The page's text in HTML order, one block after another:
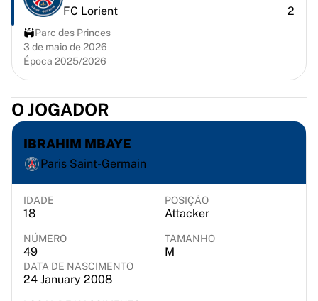
Portland Trail Blazers
LA Clippers
Ver tudo sobre a NBA
Principais equipas europeias
Beşiktaş Gain
Eslovénia
Virtus Bologna
Guerri Napoli
Outros desportos
Team Visma | Lease a bike
Soudal Quick Step
EF Education
Team Jayco AlUla
Ver tudo sobre ciclismo
Râguebi
FC Lorient 2
Parc des Princes
3 de maio de 2026
Época 2025/2026
O JOGADOR
IBRAHIM MBAYE
Paris Saint-Germain
IDADE
18
POSIÇÃO
Attacker
NÚMERO
49
TAMANHO
M
DATA DE NASCIMENTO
24 January 2008